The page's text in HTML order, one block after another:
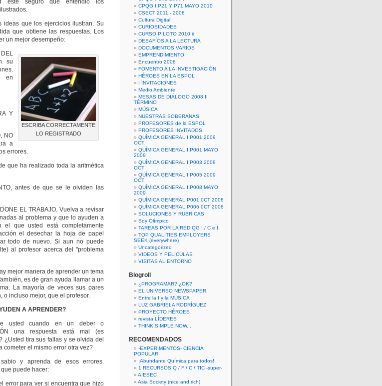
este seguro que entendió los
ideas que los ejercicios ilustran. Su
que obtiene las respuestas. Los
un mejor desempeño:
ESCRIBA CORRECTAMENTE
LO REGISTRADO
su
en
Y
NO
a
errores.
ha realizado toda la aritmética
antes de que se le olviden las
EL TRABAJO. Vuelva a revisar
al problema y que lo ayuden a
que usted está completamente
el desechar la hoja de papel
todo de nuevo. Si aun no puede
al profesor acerca del "problema
mejor manera de aprender un tema
es de gran ayuda llamar a un
La mayoría de veces sus pares
o incluso mejor, que el profesor.
A APRENDER?
usted cuando en un deber o
una respuesta está mal (es
¿Usted tira sus fallas y se olvida del
cometer el mismo error otra vez?
y aprenda de esos errores.
puede hacer:
error para ver si encuentra que hizo
CPQG I P21 Y P71 MAYO 2010
CSECT 2011 - 2008
Cultura Digital
CURIOSIDADES
CURSO PILOTO 2010 ii
DESAFÍOS A LA LECTURA
DOCUMENTOS VARIOS
EMPRENDIMIENTO
Encuentro 2008
FOMENTO A LA INVESTIGACIÓN
HÉROES EN LA ESPOL
I INVITACIONES
Medio Ambiente
MESAS DE DIÁLOGO 2008 II
TÉRMINO
MÚSICA
NUESTRAS SOBERANAS
PROFESORES de la ESPOL
PROFESORES INVITADOS
QUÍMICA GENERAL I P001 2009
OCT
QUÍMICA GENERAL I P001 MAYO
2009
QUÍMICA GENERAL I P003 2009
OCT
QUÍMICA GENERAL I P005 2009
OCT
QUÍMICA GENERAL I P008 MAYO
2009
QUÍMICA GENERAL P001 0CT 2008
QUÍMICA GENERAL P006 0CT 2008
SOLUCIONES Y RUBRICAS
Soy Olímpico
TAREAS POR LA RED QG I / C e I
TOP QUALITIES EMPLOYERS
SEEK (everywhere)
Uncategorized
VIDEOS Y PELICULAS
VISITAS AL ENTORNO
Blogroll
¿PROGRAMAR? ¿OK?
EL UNIVERSO NEWSPAPER
Entre la I y la MUSICA
LUZ GABRIELA RODRÍGUEZ
PROYECTO HÉROES
revista LÍDERES
THINK SIMPLE NOW...
RECOMENDADOS
-EXPERIMENTOS- CIENCIA
POPULAR
¡Abundante Química para todos!
1 RECURSOS Q / F / C / TIC -super-
AIESEC
Asia Society (nice and rich)